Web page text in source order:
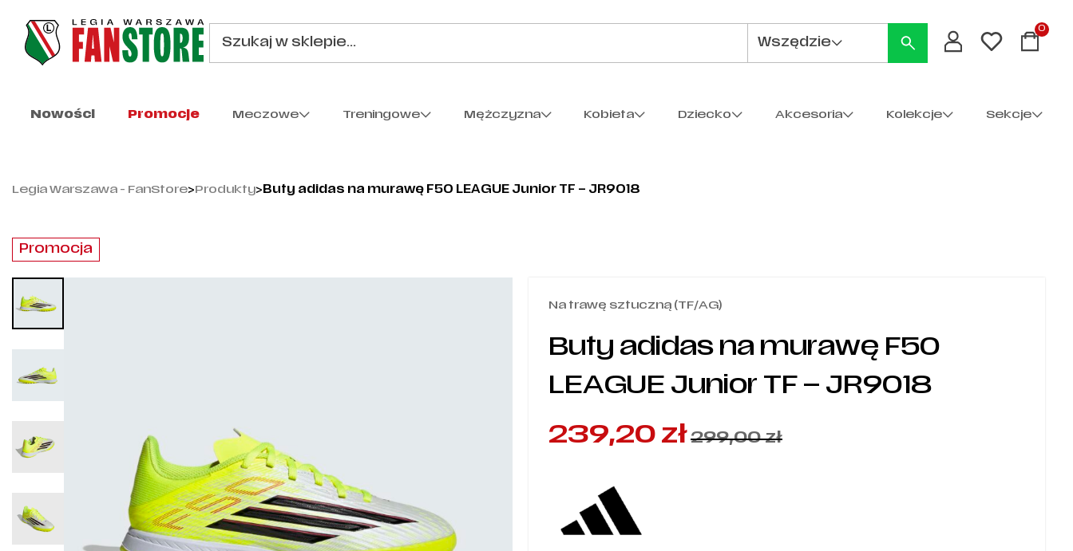
Wszędzie
0
Nowości Promocje Meczowe Treningowe Mężczyzna Kobieta Dziecko Akcesoria Kolekcje Sekcje
Legia Warszawa - FanStore>Produkty>Buty adidas na murawę F50 LEAGUE Junior TF – JR9018
Promocja
Na trawę sztuczną (TF/AG)
Buty adidas na murawę F50
LEAGUE Junior TF – JR9018
239,20 zł 299,00zł